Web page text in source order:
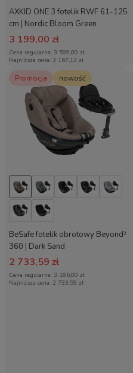
AXKID ONE 3 fotelik RWF 61-125
cm | Nordic Bloom Green
3 199,00 zł
Cena regularna: 3 599,00 zł
Najniższa cena: 3 167,12 zł
BeSafe fotelik obrotowy Beyond²
360 | Dark Sand
2 733,59 zł
Cena regularna: 3 186,00 zł
Najniższa cena: 2 733,59 zł
Promocja nowość